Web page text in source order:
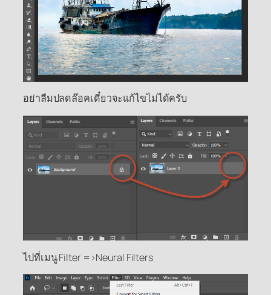
อย่าลืมปลดล๊อคเดี๋ยวจะแก้ไขไม่ได้ครับ
ไปที่เมนู Filter =>Neural Filters